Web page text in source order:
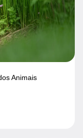
Animais